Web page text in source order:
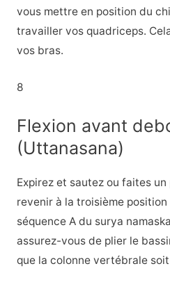
vous mettre en position du
travailler vos quadriceps.
vos bras.
8
Flexion avant
(Uttanasana)
Expirez et sautez ou faites
revenir à la troisième
séquence A du surya
assurez-vous de plier le
que la colonne vertébrale